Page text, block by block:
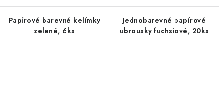
Papírové barevné kelímky
zelené, 6ks
Jednobarevné papírové
ubrousky fuchsiové, 20ks